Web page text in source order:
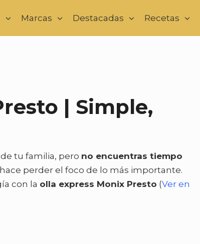
Marcas Destacadas Recetas
| Simple,
tu familia, pero no encuentras tiempo
perder el foco de lo más importante.
con la olla express Monix Presto (Ver en